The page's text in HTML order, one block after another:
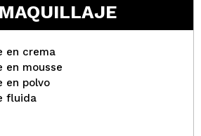
en crema
en mousse
en polvo
fluida